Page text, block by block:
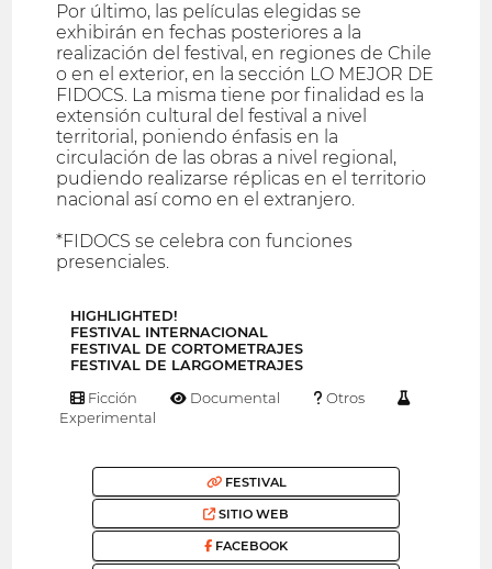
Por último, las películas elegidas se
exhibirán en fechas posteriores a la
realización del festival, en regiones de Chile
o en el exterior, en la sección LO MEJOR DE
FIDOCS. La misma tiene por finalidad es la
extensión cultural del festival a nivel
territorial, poniendo énfasis en la
circulación de las obras a nivel regional,
pudiendo realizarse réplicas en el territorio
nacional así como en el extranjero.
*FIDOCS se celebra con funciones
presenciales.
HIGHLIGHTED!
FESTIVAL INTERNACIONAL
FESTIVAL DE CORTOMETRAJES
FESTIVAL DE LARGOMETRAJES
Ficción Documental
Otros
Experimental
FESTIVAL
SITIO WEB
FACEBOOK